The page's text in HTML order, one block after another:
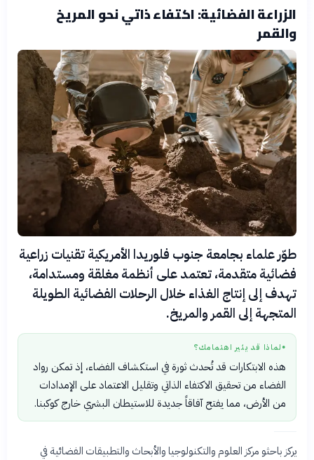
الزراعة الفضائية: اكتفاء ذاتي نحو المريخ
والقمر
طوّر علماء بجامعة جنوب فلوريدا الأمريكية تقنيات زراعية
فضائية متقدمة، تعتمد على أنظمة مغلقة ومستدامة،
تهدف إلى إنتاج الغذاء خلال الرحلات الفضائية الطويلة
المتجهة إلى القمر والمريخ.
● لماذا قد يثير اهتمامك؟
هذه الابتكارات قد تُحدث ثورة في استكشاف الفضاء، إذ تمكن رواد
الفضاء من تحقيق الاكتفاء الذاتي وتقليل الاعتماد على الإمدادات
من الأرض، مما يفتح آفاقاً جديدة للاستيطان البشري خارج كوكبنا.
يركز باحثو مركز العلوم والتكنولوجيا والأبحاث والتطبيقات الفضائية في